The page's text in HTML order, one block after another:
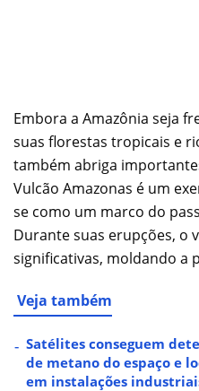
Embora a Amazônia seja
suas florestas tropicais e
também abriga
Vulcão Amazonas é um
se como um marco do
Durante suas erupções, o
significativas, moldando a
Veja também
Satélites conseguem
de metano do espaço e
em instalações